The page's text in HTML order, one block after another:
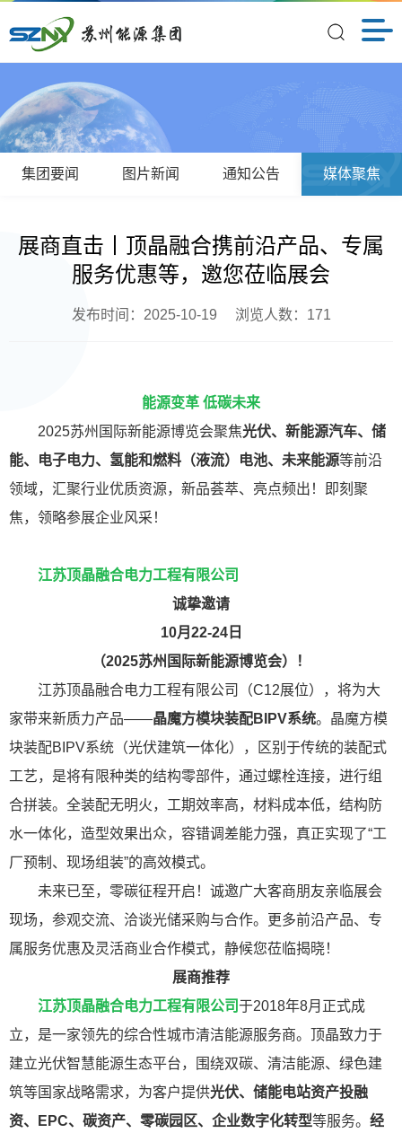
集团要闻 图片新闻 通知公告 媒体聚焦
展商直击丨顶晶融合携前沿产品、专属
服务优惠等，邀您莅临展会
发布时间：2025-10-19 浏览人数： 171
能源变革 低碳未来
2025苏州国际新能源博览会聚焦光伏、新能源汽车、储
能、电子电力、氢能和燃料（液流）电池、未来能源等前沿
领域，汇聚行业优质资源，新品荟萃、亮点频出！即刻聚
焦，领略参展企业风采！
江苏顶晶融合电力工程有限公司
诚挚邀请
10月22-24日
（2025苏州国际新能源博览会）！
江苏顶晶融合电力工程有限公司（C12展位），将为大
家带来新质力产品——晶魔方模块装配BIPV系统。晶魔方模
块装配BIPV系统（光伏建筑一体化），区别于传统的装配式
工艺，是将有限种类的结构零部件，通过螺栓连接，进行组
合拼装。全装配无明火，工期效率高，材料成本低，结构防
水一体化，造型效果出众，容错调差能力强，真正实现了“工
厂预制、现场组装”的高效模式。
未来已至，零碳征程开启！诚邀广大客商朋友亲临展会
现场，参观交流、洽谈光储采购与合作。更多前沿产品、专
属服务优惠及灵活商业合作模式，静候您莅临揭晓！
展商推荐
江苏顶晶融合电力工程有限公司于2018年8月正式成
立，是一家领先的综合性城市清洁能源服务商。顶晶致力于
建立光伏智慧能源生态平台，围绕双碳、清洁能源、绿色建
筑等国家战略需求，为客户提供光伏、储能电站资产投融
资、EPC、碳资产、零碳园区、企业数字化转型等服务。 经